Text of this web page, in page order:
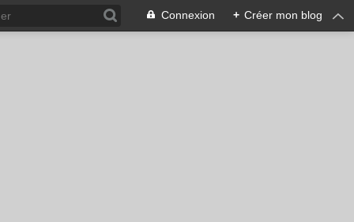
Connexion + Créer mon blog